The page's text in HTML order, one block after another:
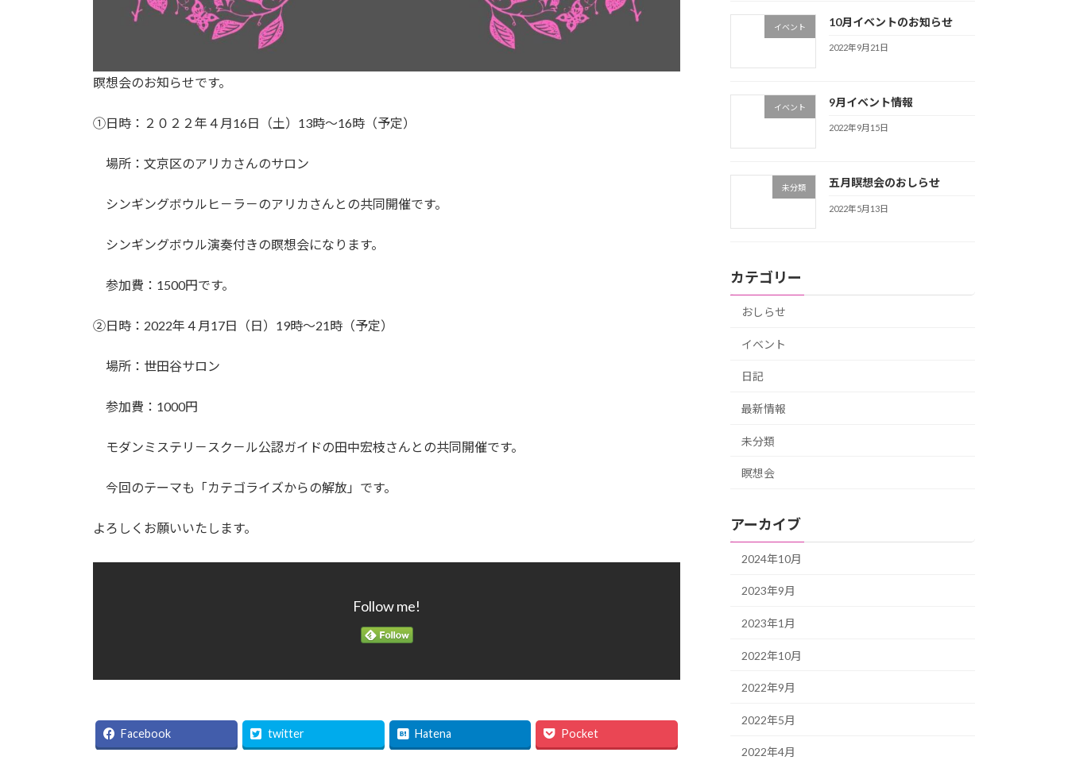
瞑想会のお知らせです。
①日時：２０２２年４月16日（土）13時～16時（予定）
場所：文京区のアリカさんのサロン
シンギングボウルヒ－ラ－のアリカさんとの共同開催です。
シンギングボウル演奏付きの瞑想会になります。
参加費：1500円です。
②日時：2022年４月17日（日）19時～21時（予定）
場所：世田谷サロン
参加費：1000円
モダンミステリ－スク－ル公認ガイドの田中宏枝さんとの共同開催です。
今回のテーマも「カテゴライズからの解放」です。
よろしくお願いいたします。
Follow me!
Facebook twitter Hatena Pocket
イベント 10月イベントのお知らせ
2022年9月21日
イベント 9月イベント情報
2022年9月15日
未分類 五月瞑想会のおしらせ
2022年5月13日
カテゴリー
おしらせ
イベント
日記
最新情報
未分類
瞑想会
アーカイブ
2024年10月
2023年9月
2023年1月
2022年10月
2022年9月
2022年5月
2022年4月